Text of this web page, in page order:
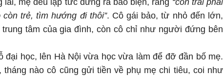
lai, mẹ đều lập tức đứng ra bao biện, rằng “con trai phải
còn trẻ, tìm hướng đi thôi”. Cô gái bảo, từ nhỏ đến lớn,
tâm của gia đình, còn cô chỉ như người đứng bên
đại học, lên Hà Nội vừa học vừa làm để đỡ đần bố mẹ.
tháng nào cô cũng gửi tiền về phụ mẹ chi tiêu, coi như